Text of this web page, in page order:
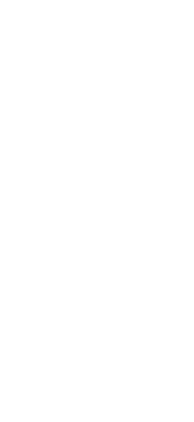
EKSPLORO